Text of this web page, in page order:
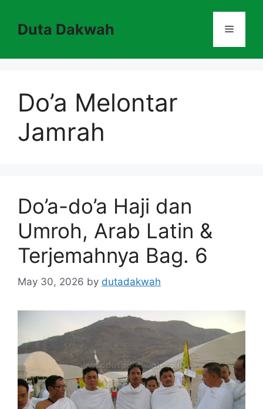
contentDuta Dakwah Menu
Do’a Melontar
Jamrah
Do’a-do’a Haji dan
Umroh, Arab Latin &
Terjemahnya Bag. 6
May 30, 2026 by dutadakwah